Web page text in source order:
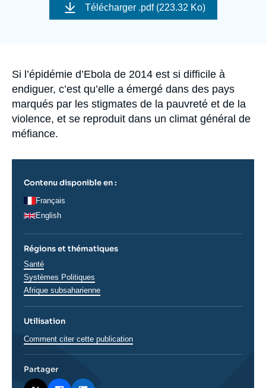
couverture
Télécharger .pdf (223.32 Ko)
Accroche
Si l’épidémie d’Ebola de 2014 est si difficile à
endiguer, c’est qu’elle a émergé dans des pays
marqués par les stigmates de la pauvreté et de la
violence, et se reproduit dans un climat général de
méfiance.
Contenu disponible en :
Français
English
Régions et thématiques
Thématiques
analyses
Santé
Systèmes Politiques
Régions
Afrique subsaharienne
Utilisation
Comment citer cette publication
Partager